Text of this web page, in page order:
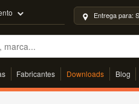
Entrega para:
Fabricantes Downloads Blog